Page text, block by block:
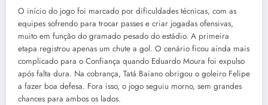
O início do jogo foi marcado por dificuldades técnicas, com as
equipes sofrendo para trocar passes e criar jogadas ofensivas,
muito em função do gramado pesado do estádio. A primeira
etapa registrou apenas um chute a gol. O cenário ficou ainda mais
complicado para o Confiança quando Eduardo Moura foi expulso
após falta dura. Na cobrança, Tatá Baiano obrigou o goleiro Felipe
a fazer boa defesa. Fora isso, o jogo seguiu morno, sem grandes
chances para ambos os lados.